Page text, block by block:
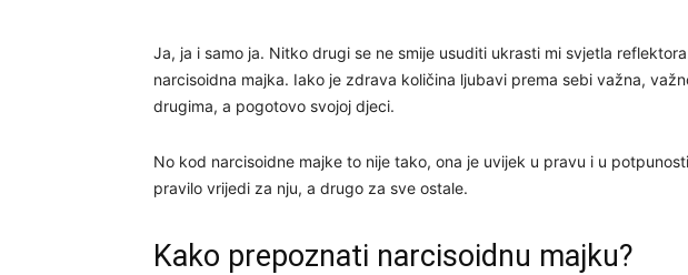
Ja, ja i samo ja. Nitko drugi se ne smije usuditi ukrasti mi svjetla
narcisoidna majka. Iako je zdrava količina ljubavi prema sebi važna,
drugima, a pogotovo svojoj djeci.
No kod narcisoidne majke to nije tako, ona je uvijek u pravu i u
pravilo vrijedi za nju, a drugo za sve ostale.
Kako prepoznati narcisoidnu majku?